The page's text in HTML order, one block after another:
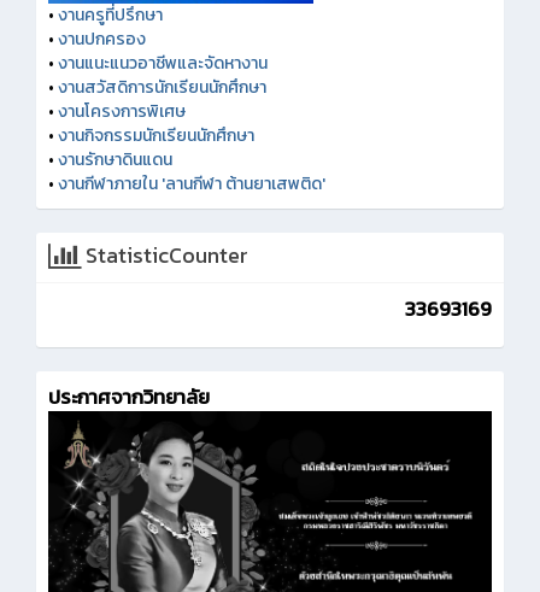
•งานครูที่ปรึกษา
•งานปกครอง
•งานแนะแนวอาชีพและจัดหางาน
•งานสวัสดิการนักเรียนนักศึกษา
•งานโครงการพิเศษ
•งานกิจกรรมนักเรียนนักศึกษา
•งานรักษาดินแดน
•งานกีฬาภายใน 'ลานกีฬา ต้านยาเสพติด'
StatisticCounter
33693169
ประกาศจากวิทยาลัย